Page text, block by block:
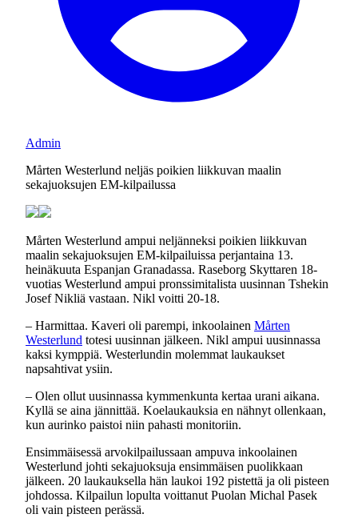
Admin
Mårten Westerlund neljäs poikien liikkuvan maalin
sekajuoksujen EM-kilpailussa
Mårten Westerlund ampui neljänneksi poikien liikkuvan
maalin sekajuoksujen EM-kilpailuissa perjantaina 13.
heinäkuuta Espanjan Granadassa. Raseborg Skyttaren 18-
vuotias Westerlund ampui pronssimitalista uusinnan Tshekin
Josef Nikliä vastaan. Nikl voitti 20-18.
– Harmittaa. Kaveri oli parempi, inkoolainen Mårten
Westerlund totesi uusinnan jälkeen. Nikl ampui uusinnassa
kaksi kymppiä. Westerlundin molemmat laukaukset
napsahtivat ysiin.
– Olen ollut uusinnassa kymmenkunta kertaa urani aikana.
Kyllä se aina jännittää. Koelaukauksia en nähnyt ollenkaan,
kun aurinko paistoi niin pahasti monitoriin.
Ensimmäisessä arvokilpailussaan ampuva inkoolainen
Westerlund johti sekajuoksuja ensimmäisen puolikkaan
jälkeen. 20 laukauksella hän laukoi 192 pistettä ja oli pisteen
johdossa. Kilpailun lopulta voittanut Puolan Michal Pasek
oli vain pisteen perässä.